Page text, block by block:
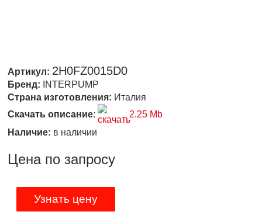
Артикул: 2H0FZ0015D0
Бренд: INTERPUMP
Страна изготовления: Италия
Скачать описание:
2.25 Mb
Наличие: в наличии
Цена по запросу
Узнать цену